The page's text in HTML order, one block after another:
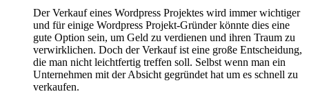
Der Verkauf eines Wordpress Projektes wird immer wichtiger
und für einige Wordpress Projekt-Gründer könnte dies eine
gute Option sein, um Geld zu verdienen und ihren Traum zu
verwirklichen. Doch der Verkauf ist eine große Entscheidung,
die man nicht leichtfertig treffen soll. Selbst wenn man ein
Unternehmen mit der Absicht gegründet hat um es schnell zu
verkaufen.